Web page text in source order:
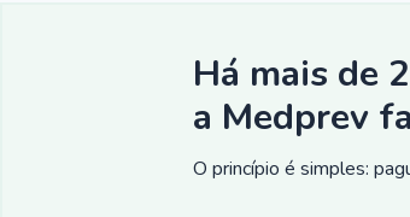
Há mais de
a Medprev
O princípio é simples: